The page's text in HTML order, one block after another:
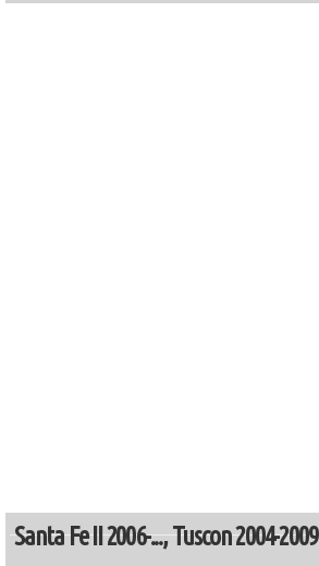
Santa Fe II 2006-..., Tuscon 2004-2009